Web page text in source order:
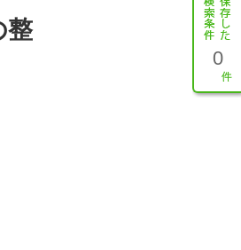
0
整